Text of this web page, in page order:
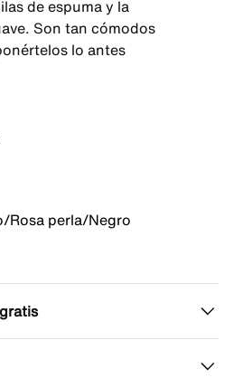
de espuma y la
Son tan cómodos
lo antes
perla/Negro